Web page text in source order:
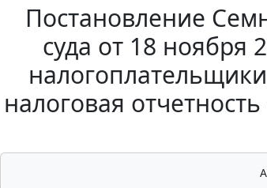
Постановление
суда от 18 ноября
налоговая